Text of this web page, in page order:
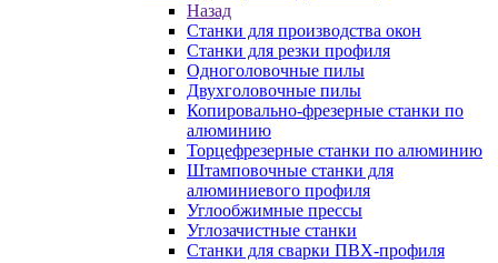
Назад
Станки для производства окон
Станки для резки профиля
Одноголовочные пилы
Двухголовочные пилы
Копировально-фрезерные станки по
алюминию
Торцефрезерные станки по алюминию
Штамповочные станки для
алюминиевого профиля
Углообжимные прессы
Углозачистные станки
Станки для сварки ПВХ-профиля